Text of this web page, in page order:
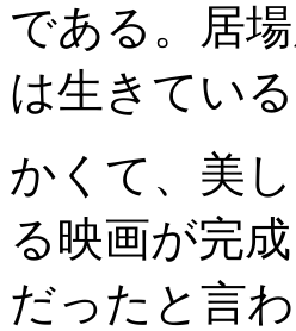
である。居
は生きている
かくて、美
る映画が完
だったと言